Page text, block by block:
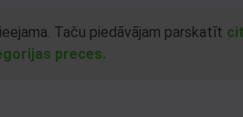
Taču piedāvājam parskatīt
preces.